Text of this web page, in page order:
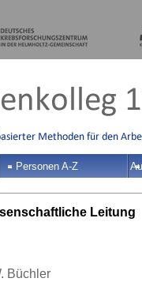
Personen A-Z
Leitung
Büchler